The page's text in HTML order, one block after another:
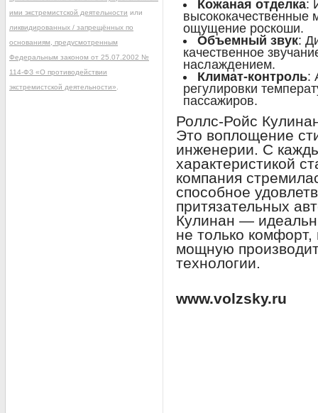
Кожаная отделка:
высококачественные
ощущение роскоши.
Объемный звук:
качественное
наслаждением.
Климат-контроль:
регулировки
пассажиров.
Роллс-Ройс
Это воплощение
инженерии. С
характеристикой
компания
способное
притязательных
Кулинан —
не только
мощную
технологии.
www.volzsky.ru
ими экстремистской деятельности или
ликвидированных / запрещённых по
основаниям, предусмотренным
Федеральным законом от 25.07.2002 №
114-ФЗ «О противодействии
экстремистской деятельности»